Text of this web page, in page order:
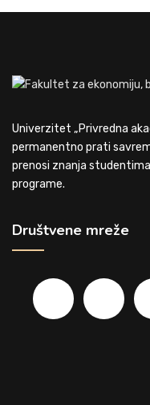
Univerzitet „Privredna
permanentno prati
prenosi znanja
programe.
Društvene mreže